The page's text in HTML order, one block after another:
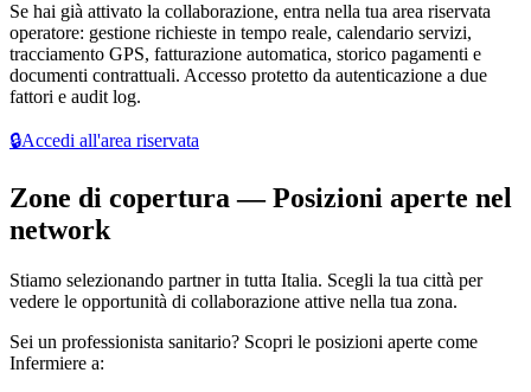
Se hai già attivato la collaborazione, entra nella tua area riservata
operatore: gestione richieste in tempo reale, calendario servizi,
tracciamento GPS, fatturazione automatica, storico pagamenti e
documenti contrattuali. Accesso protetto da autenticazione a due
fattori e audit log.
🔒Accedi all'area riservata
Zone di copertura — Posizioni aperte nel
network
Stiamo selezionando partner in tutta Italia. Scegli la tua città per
vedere le opportunità di collaborazione attive nella tua zona.
Sei un professionista sanitario? Scopri le posizioni aperte come
Infermiere a: